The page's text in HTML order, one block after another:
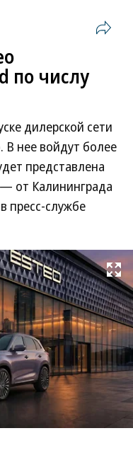
по числу
дилерской сети
В нее войдут более
представлена
от Калининграда
пресс-службе
Развернуть